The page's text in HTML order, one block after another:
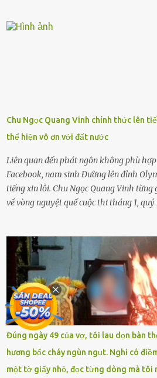
khuyên nhủ con thật cẩn thận. Nếu cháu
để được giúp đỡ thì có thể sẽ bỏ lỡ cơ
có biết gì đâu Nhiều người cứ coi trẻ còn
lầm, thì họ cũng không trách mắng.
không dạy con cẩn...
Chu Ngọc Quang Vinh chính thức lên
thể hiện vô ơn với đất nước
Liên quan đến phát ngôn không phù
Facebook, nam sinh Đường lên đỉnh
tiếng xin lỗi. Chu Ngọc Quang Vinh
về vòng nguyệt quế cuộc thi tháng 1,
chưa phù hợp, gây xôn xao, bức xúc
Trường THPT Chuyên Nguyễn Tất
khoản Chu Vinh là của học sinh Chu
của nhà trường. Nam sinh này từng
vòng nguyệt quế cuộc thi tháng 1, quý I,
năm thứ 24. Quá trình giáo dục, học
nhận thức được nội dung bài viết của
ngày 1.9 là chưa phù hợp nên đã chủ
xin lỗi trên trang Facebook cá nhân. Chu
với cơ quan chức năng. Ảnh: Đơn vị
Đúng ngày 49 của vợ, tôi lau dọn bàn
hương bốc cháy ngùn ngụt. Nghi có
một tờ giấy nhỏ, đọc từng dòng mà tôi